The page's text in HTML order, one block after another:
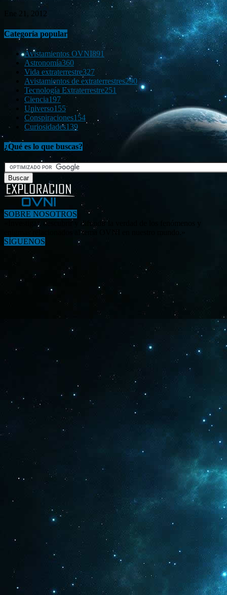
Ene 21, 2012
Categoría popular
Avistamientos OVNI891
Astronomía360
Vida extraterrestre327
Avistamientos de extraterrestres290
Tecnología Extraterrestre251
Ciencia197
Universo155
Conspiraciones154
Curiosidades139
¿Qué es lo que buscas?
SOBRE NOSOTROS
«Investigar, descubrir y difundir la verdad de los fenómenos y
enigmas relacionados al tema OVNI en nuestro mundo.»
SÍGUENOS